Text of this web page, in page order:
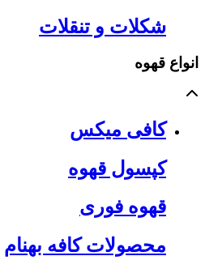
شکلات و تنقلات
انواع قهوه
کافی میکس
کپسول قهوه
قهوه فوری
محصولات کافه بهنام